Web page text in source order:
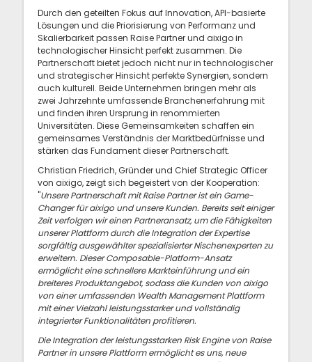
Durch den geteilten Fokus auf Innovation, API-basierte
Lösungen und die Priorisierung von Performanz und
Skalierbarkeit passen Raise Partner und aixigo in
technologischer Hinsicht perfekt zusammen. Die
Partnerschaft bietet jedoch nicht nur in technologischer
und strategischer Hinsicht perfekte Synergien, sondern
auch kulturell. Beide Unternehmen bringen mehr als
zwei Jahrzehnte umfassende Branchenerfahrung mit
und finden ihren Ursprung in renommierten
Universitäten. Diese Gemeinsamkeiten schaffen ein
gemeinsames Verständnis der Marktbedürfnisse und
stärken das Fundament dieser Partnerschaft.
Christian Friedrich, Gründer und Chief Strategic Officer
von aixigo, zeigt sich begeistert von der Kooperation:
"Unsere Partnerschaft mit Raise Partner ist ein Game-
Changer für aixigo und unsere Kunden. Bereits seit einiger
Zeit verfolgen wir einen Partneransatz, um die Fähigkeiten
unserer Plattform durch die Integration der Expertise
sorgfältig ausgewählter spezialisierter Nischenexperten zu
erweitern. Dieser Composable-Platform-Ansatz
ermöglicht eine schnellere Markteinführung und ein
breiteres Produktangebot, sodass die Kunden von aixigo
von einer umfassenden Wealth Management Plattform
mit einer Vielzahl leistungsstarker und vollständig
integrierter Funktionalitäten profitieren.
Die Integration der leistungsstarken Risk Engine von Raise
Partner in unsere Plattform ermöglicht es uns, neue